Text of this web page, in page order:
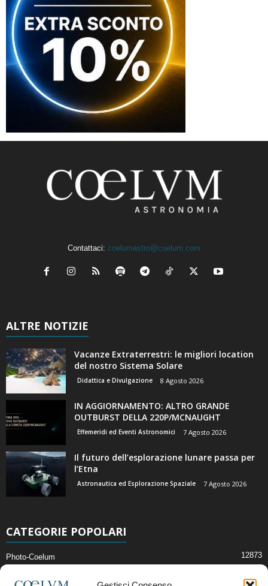
Contattaci: coelumastro@coelum.com
ALTRE NOTIZIE
Vacanze Extraterrestri: le migliori location
del nostro Sistema Solare
Didattica e Divulgazione 8 Agosto 2026
IN AGGIORNAMENTO: ALTRO GRANDE
OUTBURST DELLA 220P/MCNAUGHT
Effemeridi ed Eventi Astronomici 7 Agosto 2026
Il futuro dell’esplorazione lunare passa per
l’Etna
Astronautica ed Esplorazione Spaziale 7 Agosto 2026
CATEGORIE POPOLARI
Photo-Coelum 12873